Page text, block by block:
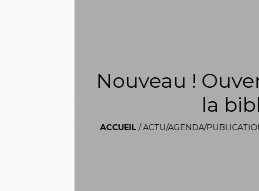
Nouveau !
la
ACCUEIL /ACTU/AGENDA/